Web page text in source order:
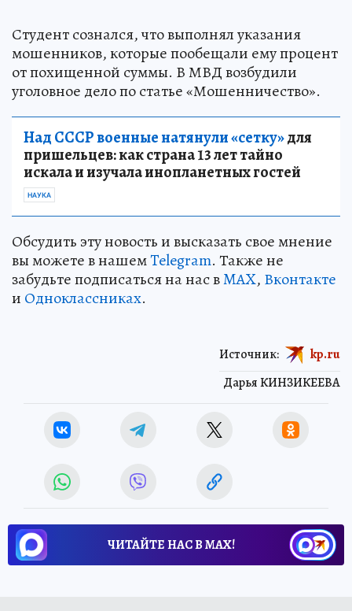
Студент сознался, что выполнял указания
мошенников, которые пообещали ему процент
от похищенной суммы. В МВД возбудили
уголовное дело по статье «Мошенничество».
Над СССР военные натянули «сетку»для
пришельцев: как страна 13 лет тайно
искала и изучала инопланетных гостей
НАУКА
Обсудить эту новость и высказать свое мнение
вы можете в нашемTelegram. Также не
забудьте подписаться на нас вMAX, Вконтакте
и Одноклассниках.
Дарья КИНЗИКЕЕВА
Источник: kp.ru
ЧИТАЙТЕ НАС В МАХ!